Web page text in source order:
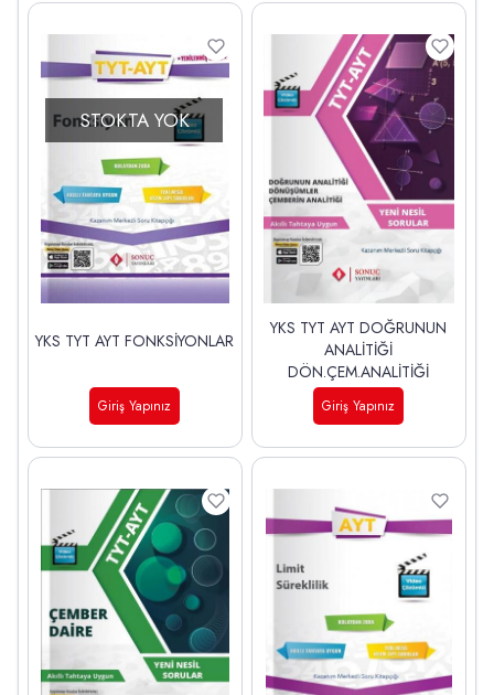
STOKTA YOK
YKS TYT AYT FONKSİYONLAR
Giriş Yapınız
YKS TYT AYT DOĞRUNUN
ANALİTİĞİ
DÖN.ÇEM.ANALİTİĞİ
Giriş Yapınız